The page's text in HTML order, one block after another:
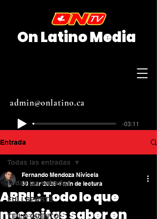
On Latino Media
admin@onlatino.ca
-03:11
Entrada
Todas las entradas
FULLSPORTS
TE LO CUENTO
Todas las entradas
ABRIL: Todo lo que
necesitas saber en
Fernando Mendoza Nivicela
30 mar 2025 4 min de lectura